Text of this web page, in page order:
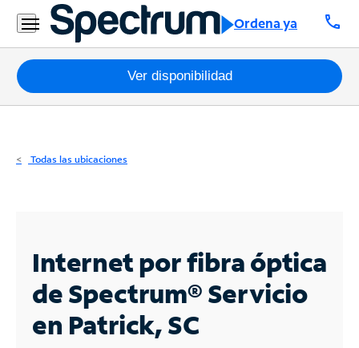
Ordena ya call
Residencial
Business
Paquetes
Internet
Business
Contáctanos
Ver disponibilidad
Todas las ubicaciones
Internet por fibra óptica
de Spectrum®Servicio
en Patrick, SC